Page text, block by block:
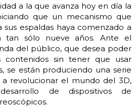
a la que avanza hoy en día la
que un mecanismo que
espaldas haya comenzado a
tan sólo nueve años. Ante el
del público, que desea poder
contenidos sin tener que usar
se están produciendo una serie
a revolucionar el mundo del 3D,
de dispositivos de